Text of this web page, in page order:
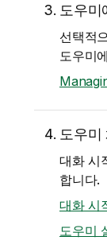
도우미
선택적
도우미
도우미
대화 시
합니다.
대화 시
도우미